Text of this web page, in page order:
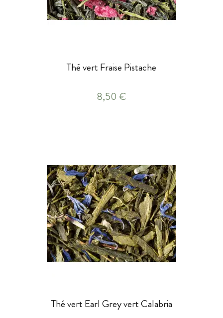
Thé vert Fraise Pistache
8,50 €
Thé vert Earl Grey vert Calabria